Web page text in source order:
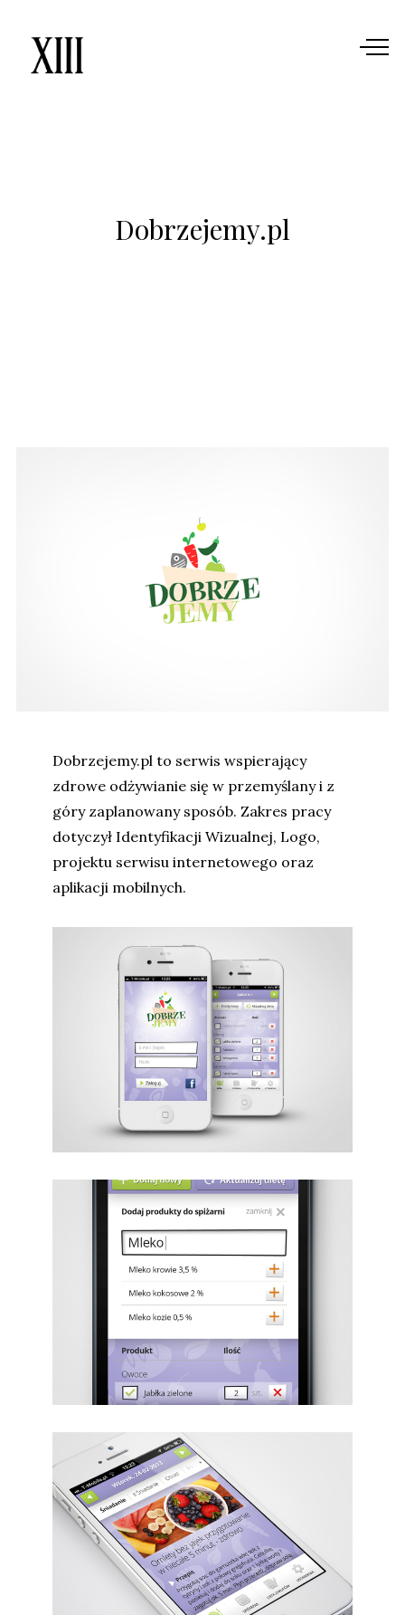
Dobrzejemy.pl
Dobrzejemy.pl to serwis wspierający
zdrowe odżywianie się w przemyślany i z
góry zaplanowany sposób. Zakres pracy
dotyczył Identyfikacji Wizualnej, Logo,
projektu serwisu internetowego oraz
aplikacji mobilnych.